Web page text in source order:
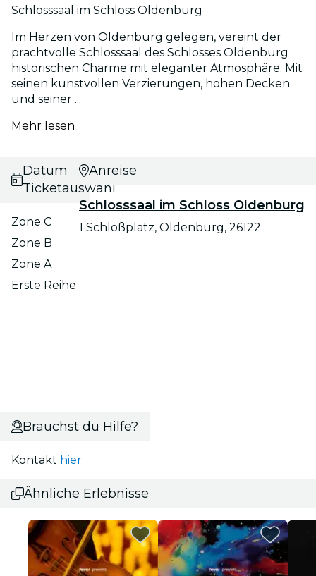
Schlosssaal im Schloss Oldenburg
Im Herzen von Oldenburg gelegen, vereint der
prachtvolle Schlosssaal des Schlosses Oldenburg
historischen Charme mit eleganter Atmosphäre. Mit
seinen kunstvollen Verzierungen, hohen Decken
und seiner ...
Mehr lesen
Datums- und
Ticketauswahl
Zone C
Zone B
Zone A
Erste Reihe
Anreise
Schlosssaal im Schloss Oldenburg
1 Schloßplatz, Oldenburg, 26122
Brauchst du Hilfe?
Kontakt hier
Ähnliche Erlebnisse